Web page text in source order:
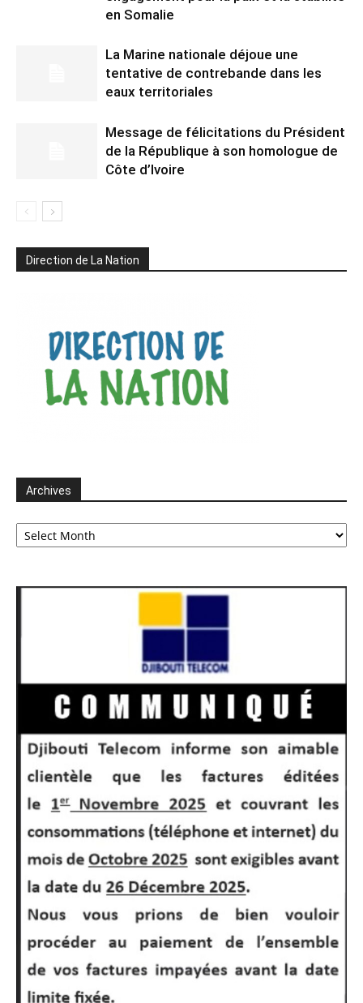
en Somalie
La Marine nationale déjoue une
tentative de contrebande dans les
eaux territoriales
Message de félicitations du Président
de la République à son homologue de
Côte d’Ivoire
Direction de La Nation
Archives
Archives